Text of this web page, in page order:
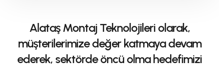
Alataş Montaj Teknolojileri olarak,
müşterilerimize değer katmaya devam
ederek, sektörde öncü olma hedefimizi